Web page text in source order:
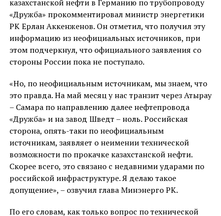
казахстанской нефти в Германию по трубопроводу
«Дружба» прокомментировал министр энергетики
РК Ерлан Аккенженов. Он отметил, что получил эту
информацию из неофициальных источников, при
этом подчеркнул, что официального заявления со
стороны России пока не поступало.
«Но, по неофициальным источникам, мы знаем, что
это правда. На май месяц у нас транзит через Атырау
– Самара по направлению далее нефтепровода
«Дружба» и на завод Шведт – ноль. Российская
сторона, опять-таки по неофициальным
источникам, заявляет о неимении технической
возможности по прокачке казахстанской нефти.
Скорее всего, это связано с недавними ударами по
российской инфраструктуре. Я делаю такое
допущение», – озвучил глава Минэнерго РК.
По его словам, как только вопрос по технической